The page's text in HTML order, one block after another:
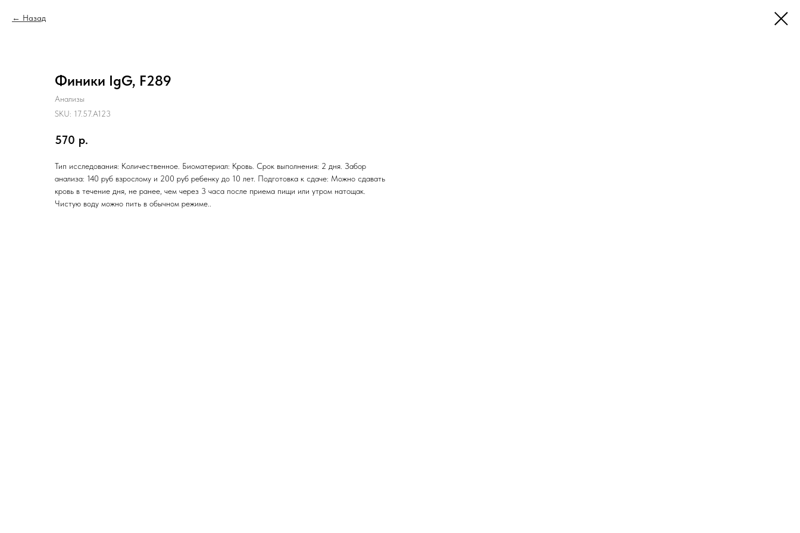
Назад
Финики IgG, F289
Анализы
SKU: 17.57.A123
570 р.
Тип исследования: Количественное. Биоматериал: Кровь. Срок выполнения: 2 дня. Забор
анализа: 140 руб взрослому и 200 руб ребенку до 10 лет. Подготовка к сдаче: Можно сдавать
кровь в течение дня, не ранее, чем через 3 часа после приема пищи или утром натощак.
Чистую воду можно пить в обычном режиме..